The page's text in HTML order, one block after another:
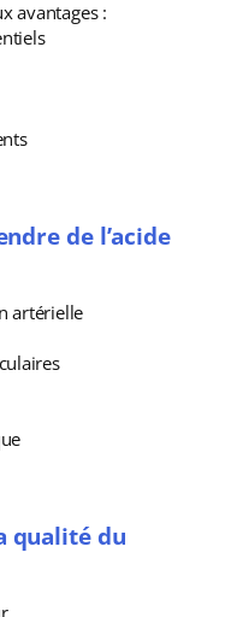
avantages :
de l’acide
artérielle
qualité du